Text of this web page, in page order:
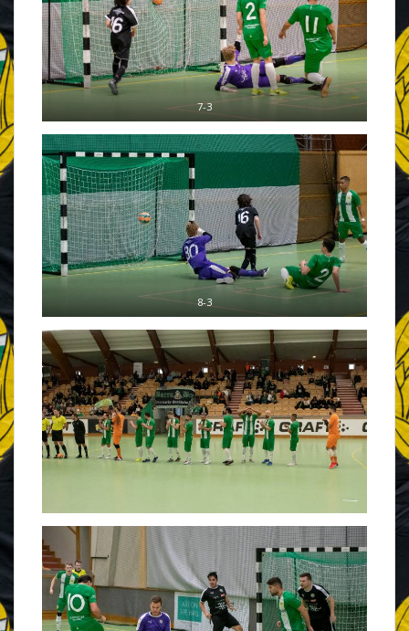
7-3
8-3